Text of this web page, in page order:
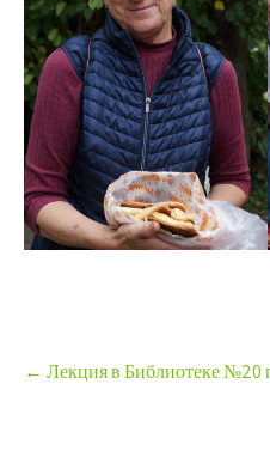
Post
navigation
← Лекция в Библиотеке №20